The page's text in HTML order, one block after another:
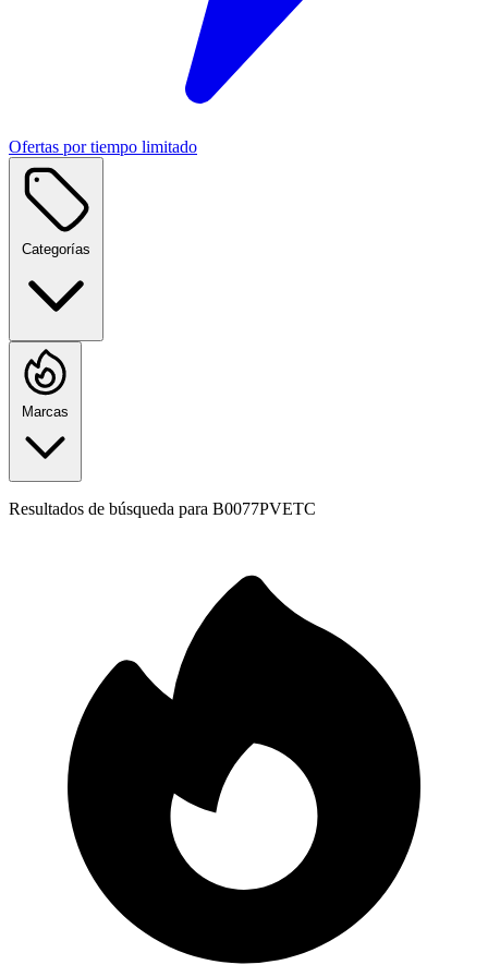
Ofertas por tiempo limitado
Categorías
Marcas
Resultados de búsqueda para B0077PVETC